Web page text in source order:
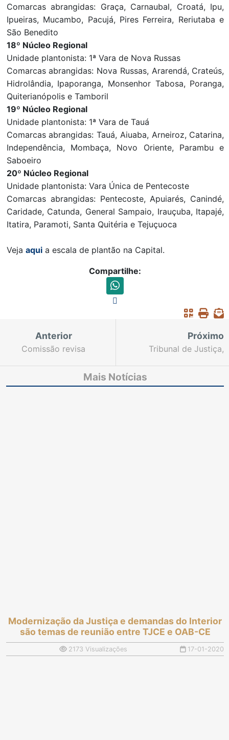
Comarcas abrangidas: Graça, Carnaubal, Croatá, Ipu,
Ipueiras, Mucambo, Pacujá, Pires Ferreira, Reriutaba e
São Benedito
18º Núcleo Regional
Unidade plantonista: 1ª Vara de Nova Russas
Comarcas abrangidas: Nova Russas, Ararendá, Crateús,
Hidrolândia, Ipaporanga, Monsenhor Tabosa, Poranga,
Quiterianópolis e Tamboril
19º Núcleo Regional
Unidade plantonista: 1ª Vara de Tauá
Comarcas abrangidas: Tauá, Aiuaba, Arneiroz, Catarina,
Independência, Mombaça, Novo Oriente, Parambu e
Saboeiro
20º Núcleo Regional
Unidade plantonista: Vara Única de Pentecoste
Comarcas abrangidas: Pentecoste, Apuiarés, Canindé,
Caridade, Catunda, General Sampaio, Irauçuba, Itapajé,
Itatira, Paramoti, Santa Quitéria e Tejuçuoca
Veja aquia escala de plantão na Capital.
Compartilhe:
Anterior
Comissão revisa
entendimento de
Próximo
Tribunal de Justiça,
disponibilizam plantões
Mais Notícias
Modernização da Justiça e demandas do Interior
são temas de reunião entre TJCE e OAB-CE
2173 Visualizações 17-01-2020